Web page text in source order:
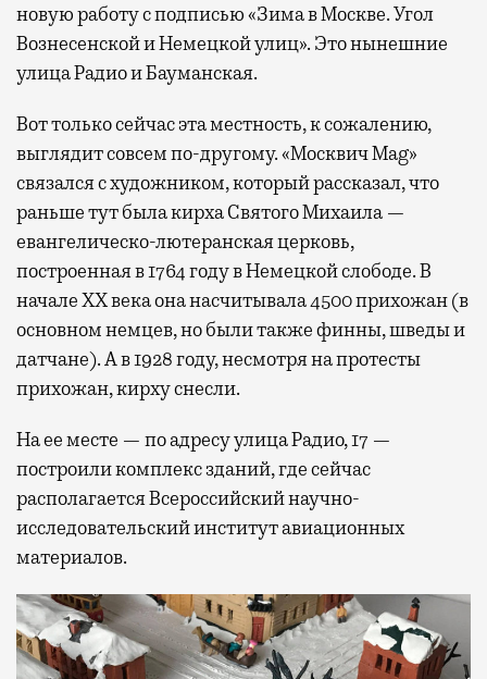
новую работу с подписью «Зима в Москве. Угол
Вознесенской и Немецкой улиц». Это нынешние
улица Радио и Бауманская.
Вот только сейчас эта местность, к сожалению,
выглядит совсем по-другому. «Москвич Mag»
связался с художником, который рассказал, что
раньше тут была кирха Святого Михаила —
евангелическо-лютеранская церковь,
построенная в 1764 году в Немецкой слободе. В
начале XX века она насчитывала 4500 прихожан (в
основном немцев, но были также финны, шведы и
датчане). А в 1928 году, несмотря на протесты
прихожан, кирху снесли.
На ее месте — по адресу улица Радио, 17 —
построили комплекс зданий, где сейчас
располагается Всероссийский научно-
исследовательский институт авиационных
материалов.